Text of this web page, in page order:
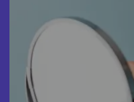
MODA Y BELLEZA